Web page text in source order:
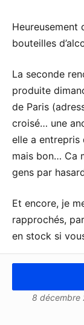
Heureusement
bouteilles
La seconde
produite
de Paris
croisé… une
elle a entrepris
mais bon… Ca
gens par
Et encore, je
rapprochés,
en stock si
8 décembre